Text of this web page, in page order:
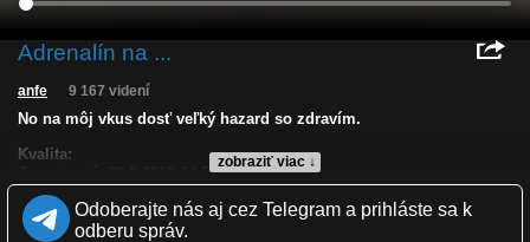
Adrenalín na ...
zobraziť viac ↓
anfe 9 167 videní
No na môj vkus dosť veľký hazard so zdravím.
Kvalita:
Zverejnené: 20.2.2010 14:50
Páči sa: 93% (14 hlasov)
Obľúbené: 11
Komentárov: 15
Odoberajte nás aj cez Telegram a prihláste sa k
odberu správ.